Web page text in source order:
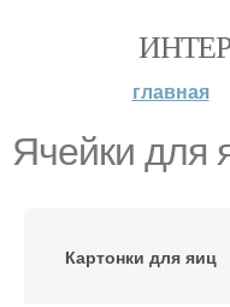
главная
Ячейки для
Картонки для яиц